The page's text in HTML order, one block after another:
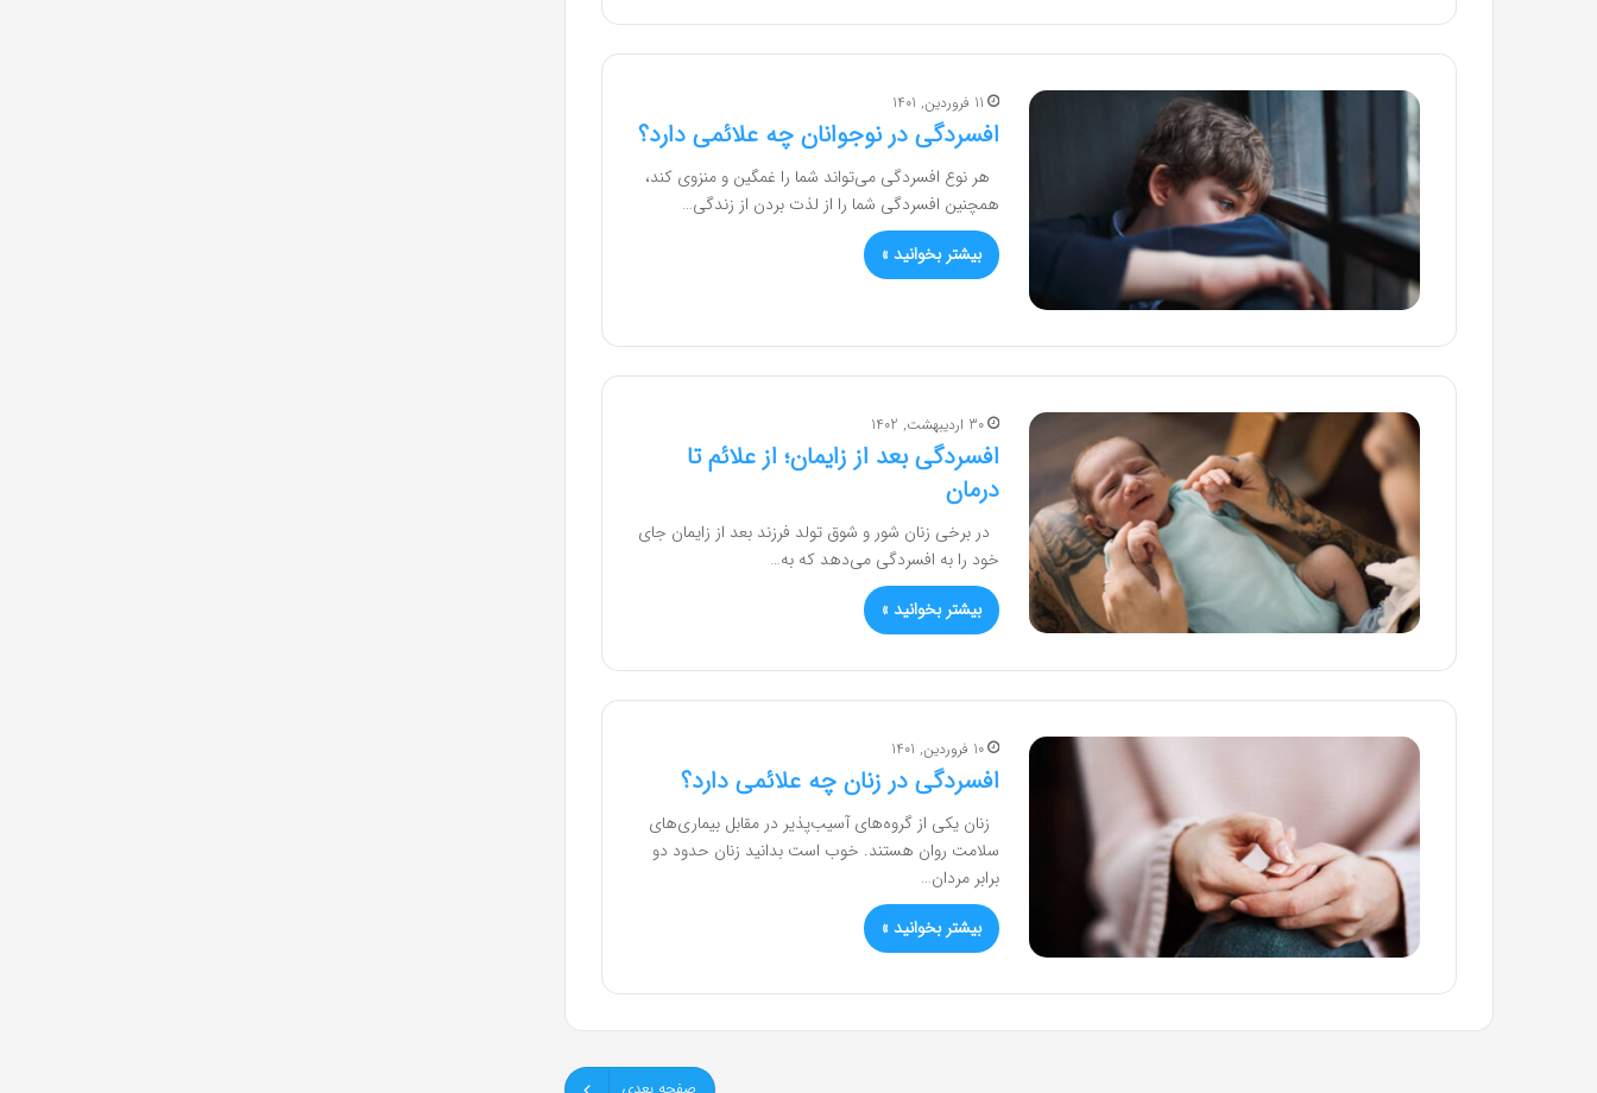
11 فروردین, 1401
افسردگی در نوجوانان چه علائمی دارد؟
هر نوع افسردگی می‌تواند شما را غمگین و منزوی کند،
همچنین افسردگی شما را از لذت بردن از زندگی…
بیشتر بخوانید »
30 اردیبهشت, 1402
افسردگی بعد از زایمان؛ از علائم تا
درمان
در برخی زنان شور و شوق تولد فرزند بعد از زایمان جای
خود را به افسردگی می‌دهد که به…
بیشتر بخوانید »
10 فروردین, 1401
افسردگی در زنان چه علائمی دارد؟
زنان یکی از گروه‌های آسیب‌پذیر در مقابل بیماری‌های
سلامت روان هستند. خوب است بدانید زنان حدود دو
برابر مردان…
بیشتر بخوانید »